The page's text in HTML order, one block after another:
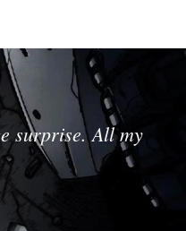
surprise. All my